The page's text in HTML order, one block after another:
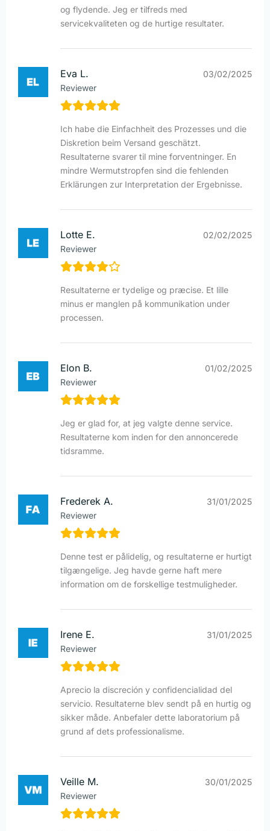
og flydende. Jeg er tilfreds med
servicekvaliteten og de hurtige resultater.
Eva L.
Reviewer
03/02/2025
Ich habe die Einfachheit des Prozesses und die
Diskretion beim Versand geschätzt.
Resultaterne svarer til mine forventninger. En
mindre Wermutstropfen sind die fehlenden
Erklärungen zur Interpretation der Ergebnisse.
Lotte E.
Reviewer
02/02/2025
Resultaterne er tydelige og præcise. Et lille
minus er manglen på kommunikation under
processen.
Elon B.
Reviewer
01/02/2025
Jeg er glad for, at jeg valgte denne service.
Resultaterne kom inden for den annoncerede
tidsramme.
Frederek A.
Reviewer
31/01/2025
Denne test er pålidelig, og resultaterne er hurtigt
tilgængelige. Jeg havde gerne haft mere
information om de forskellige testmuligheder.
Irene E.
Reviewer
31/01/2025
Aprecio la discreción y confidencialidad del
servicio. Resultaterne blev sendt på en hurtig og
sikker måde. Anbefaler dette laboratorium på
grund af dets professionalisme.
Veille M.
Reviewer
30/01/2025